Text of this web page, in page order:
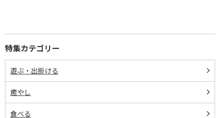
特集カテゴリー
遊ぶ・出掛ける
癒やし
食べる